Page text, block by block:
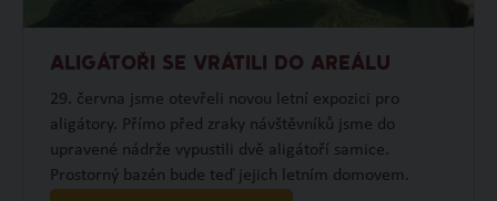
ALIGÁTOŘI SE VRÁTILI DO AREÁLU
29. června jsme otevřeli novou letní expozici pro
aligátory. Přímo před zraky návštěvníků jsme do
upravené nádrže vypustili dvě aligátoří samice.
Prostorný bazén bude teď jejich letním domovem.